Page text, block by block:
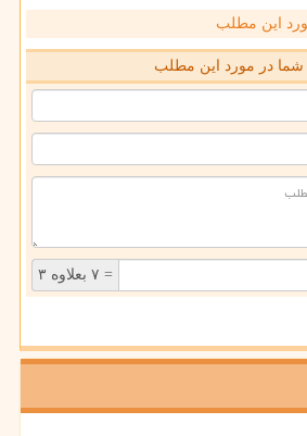
این مطلب
شما در مورد این مطلب
= ۷ بعلاوه ۳